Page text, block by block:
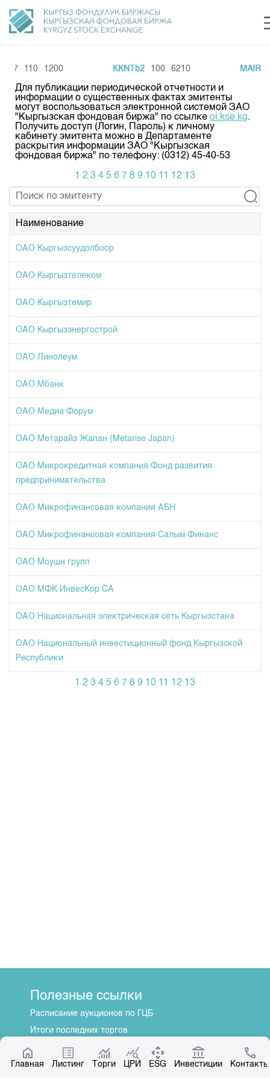
Финансовый рынок KG login Рус Кыр
О нас
Общая информация
Руководство
Внутренний аудитор
Комитеты
Наши партнеры
Cтратегия развития
Корпоративные документы
Направления
Товарно-сырьевой сектор
Листинг
Центр раскрытия информации
Аналитика
Финансовый рынок KG
Пресс-клуб
25 лет ЗАО КФБ
Нормативная база
Биржевая деятельность
Депозитарная деятельность
Центр раскрытия информации
Статистика торгов
Итоги последних торгов
Архив торгов
Индекс и Капитализация
Котировки по драг. металлам
Расписание аукционов по ГЦБ
Результаты аукционов ГЦБ
Объем ГЦБ в обращении
Учебный центр
Общая информация
План работы на год
Главная Листинг Торги ЦРИ ESG Инвестиции Контакты
110 1200 KKNTb2 100 6210 MAIR6
Для публикации периодической отчетности и
информации о существенных фактах эмитенты
могут воспользоваться электронной системой ЗАО
"Кыргызская фондовая биржа" по ссылкеoi.kse.kg.
Получить доступ (Логин, Пароль) к личному
кабинету эмитента можно в Департаменте
раскрытия информации ЗАО "Кыргызская
фондовая биржа" по телефону: (0312) 45-40-53
1 2 3 4 5 6 7 8 9 10 11 12 13
Наименование
ОАО Кыргызсуудолбоор
ОАО Кыргызтелеком
ОАО Кыргызтемир
ОАО Кыргызэнергострой
ОАО Линолеум
ОАО Мбанк
ОАО Медиа Форум
ОАО Метарайз Жапан (Metarise Japan)
ОАО Микрокредитная компания Фонд развития
предпринимательства
ОАО Микрофинансовая компания АБН
ОАО Микрофинансовая компания Салым Финанс
ОАО Моушн групп
ОАО МФК ИнвесКор СА
ОАО Национальная электрическая сеть Кыргызстана
ОАО Национальный инвестиционный фонд Кыргызской
Республики
1 2 3 4 5 6 7 8 9 10 11 12 13
Полезные ссылки
Расписание аукционов по ГЦБ
Итоги последних торгов
Котировки по ЦБ
Центр раскрытия информации